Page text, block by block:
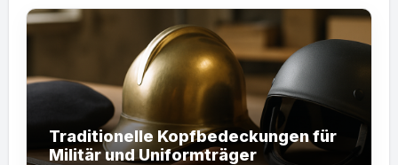
Traditionelle Kopfbedeckungen für
Militär und Uniformträger